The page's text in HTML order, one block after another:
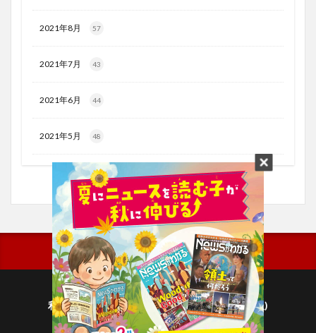
2021年8月 57
2021年7月 43
2021年6月 44
2021年5月 48
利用規約
プライバシーポリシー(毎日新聞出版)
個人情報について(毎日新聞社)